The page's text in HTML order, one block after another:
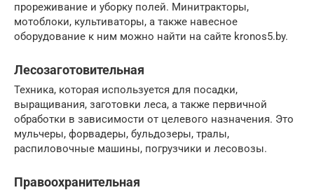
прореживание и уборку полей. Минитракторы,
мотоблоки, культиваторы, а также навесное
оборудование к ним можно найти на сайте kronos5.by.
Лесозаготовительная
Техника, которая используется для посадки,
выращивания, заготовки леса, а также первичной
обработки в зависимости от целевого назначения. Это
мульчеры, форвадеры, бульдозеры, тралы,
распиловочные машины, погрузчики и лесовозы.
Правоохранительная